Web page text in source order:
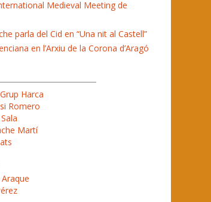
Medieval Meeting de
parla del Cid en “Una nit al Castell”
en l’Arxiu de la Corona d’Aragó
Harca
Romero
Martí